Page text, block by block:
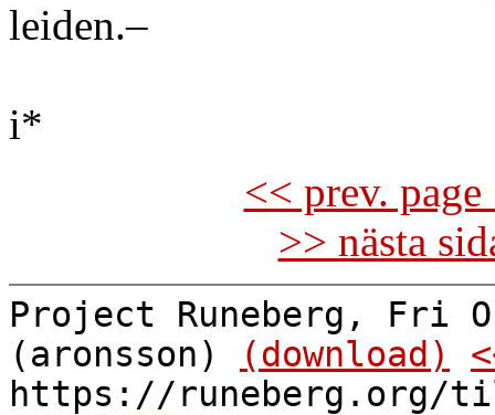
leiden.–
i*
<< prev.
>> nästa
Project Runeberg, Fri
(aronsson)
(download)
https://runeberg.org/